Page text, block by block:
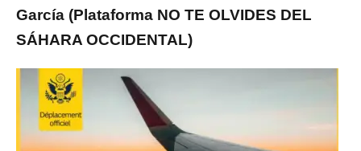
García (Plataforma NO TE OLVIDES DEL
SÁHARA OCCIDENTAL)